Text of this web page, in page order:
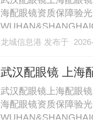
海配眼镜资质保障验
业验光配镜的写字楼
40%-60%优惠，兼顾
龙城信息港 发布于
武汉配眼镜 上海
武汉配眼镜上海配眼
海配眼镜资质保障验